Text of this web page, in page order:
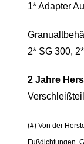
1* Adapter
2* SG 300,
2 Jahre
(#) Von der
Fußdichtungen,